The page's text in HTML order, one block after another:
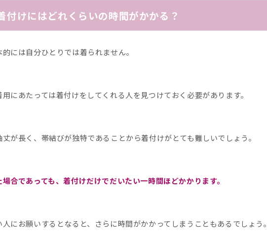
付けにはどれくらいの時間がかかる？
には自分ひとりでは着られません。
にあたっては着付けをしてくれる人を見つけておく必要があります。
が長く、帯結びが独特であることから着付けがとても難しいでしょう。
合であっても、着付けだけでだいたい一時間ほどかかります。
にお願いするとなると、さらに時間がかかってしまうこともあるでしょう。